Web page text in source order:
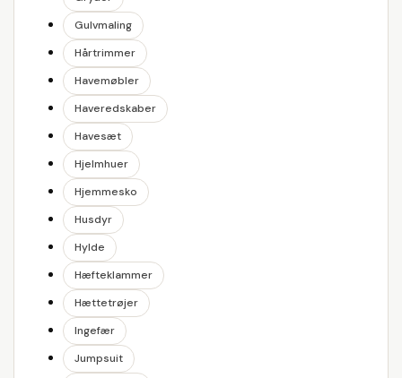
Gulvmaling
Hårtrimmer
Havemøbler
Haveredskaber
Havesæt
Hjelmhuer
Hjemmesko
Husdyr
Hylde
Hæfteklammer
Hættetrøjer
Ingefær
Jumpsuit